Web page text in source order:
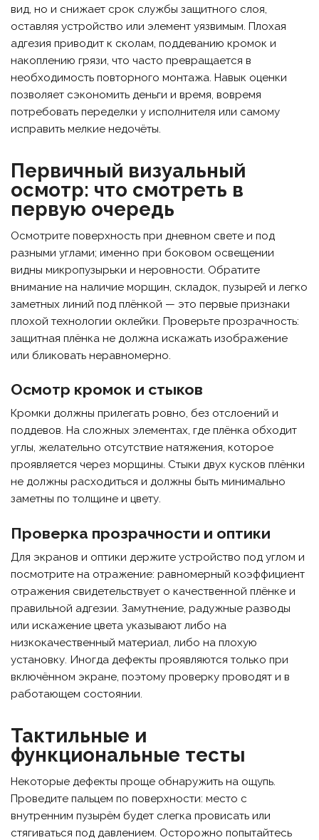
вид, но и снижает срок службы защитного слоя,
оставляя устройство или элемент уязвимым. Плохая
адгезия приводит к сколам, поддеванию кромок и
накоплению грязи, что часто превращается в
необходимость повторного монтажа. Навык оценки
позволяет сэкономить деньги и время, вовремя
потребовать переделки у исполнителя или самому
исправить мелкие недочёты.
Первичный визуальный
осмотр: что смотреть в
первую очередь
Осмотрите поверхность при дневном свете и под
разными углами; именно при боковом освещении
видны микропузырьки и неровности. Обратите
внимание на наличие морщин, складок, пузырей и легко
заметных линий под плёнкой — это первые признаки
плохой технологии оклейки. Проверьте прозрачность:
защитная плёнка не должна искажать изображение
или бликовать неравномерно.
Осмотр кромок и стыков
Кромки должны прилегать ровно, без отслоений и
поддевов. На сложных элементах, где плёнка обходит
углы, желательно отсутствие натяжения, которое
проявляется через морщины. Стыки двух кусков плёнки
не должны расходиться и должны быть минимально
заметны по толщине и цвету.
Проверка прозрачности и оптики
Для экранов и оптики держите устройство под углом и
посмотрите на отражение: равномерный коэффициент
отражения свидетельствует о качественной плёнке и
правильной адгезии. Замутнение, радужные разводы
или искажение цвета указывают либо на
низкокачественный материал, либо на плохую
установку. Иногда дефекты проявляются только при
включённом экране, поэтому проверку проводят и в
работающем состоянии.
Тактильные и
функциональные тесты
Некоторые дефекты проще обнаружить на ощупь.
Проведите пальцем по поверхности: место с
внутренним пузырём будет слегка провисать или
стягиваться под давлением. Осторожно попытайтесь